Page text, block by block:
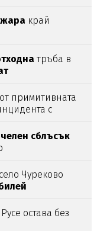
край
тръба в
от примитивната
с
челен сблъсък
Чуреково
остава без